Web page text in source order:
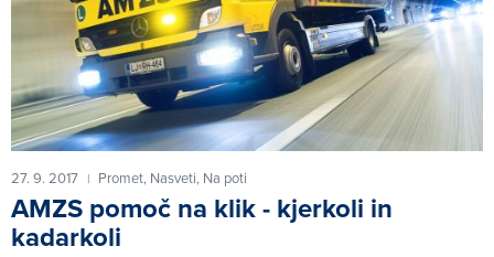
27. 9. 2017 | Promet, Nasveti, Na poti
AMZS pomoč na klik - kjerkoli in
kadarkoli